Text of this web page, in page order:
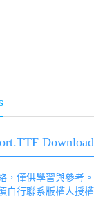
僅供學習與參考
自行聯系版權人授